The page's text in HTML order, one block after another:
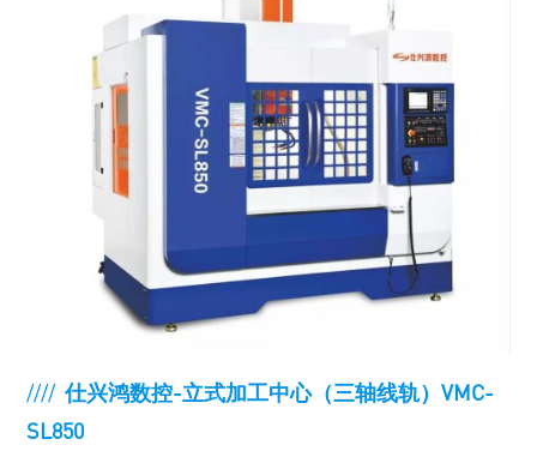
////仕兴鸿数控-立式加工中心（三轴线轨）VMC-
SL850